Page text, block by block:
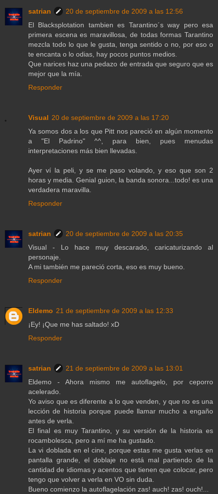
satrian
20 de septiembre de 2009 a las 12:56
El Blacksplotation tambien es Tarantino´s way pero esa
primera escena es maravillosa, de todas formas Tarantino
mezcla todo lo que le gusta, tenga sentido o no, por eso o
te encanta o lo odias, hay pocos puntos medios.
Que narices haz una pedazo de entrada que seguro que es
mejor que la mía.
Responder
Visual 20 de septiembre de 2009 a las 17:20
Ya somos dos a los que Pitt nos pareció en algún momento
a "El Padrino" ^^, para bien, pues menudas
interpretaciones más bien llevadas.
Ayer ví la peli, y se me paso volando, y eso que son 2
horas y media. Genial guion, la banda sonora...todo! es una
verdadera maravilla.
Responder
satrian
20 de septiembre de 2009 a las 20:35
Visual - Lo hace muy descarado, caricaturizando al
personaje.
A mi también me pareció corta, eso es muy bueno.
Responder
Eldemo 21 de septiembre de 2009 a las 12:33
¡Ey! ¡Que me has saltado! xD
Responder
satrian
21 de septiembre de 2009 a las 13:01
Eldemo - Ahora mismo me autoflagelo, por ceporro
acelerado.
Yo aviso que es diferente a lo que venden, y que no es una
lección de historia porque puede llamar mucho a engaño
antes de verla.
El final es muy Tarantino, y su versión de la historia es
rocambolesca, pero a mí me ha gustado.
La vi doblada en el cine, porque estas me gusta verlas en
pantalla grande, el doblaje no está mal partiendo de la
cantidad de idiomas y acentos que tienen que colocar, pero
tengo que volver a verla en VO sin duda.
Bueno comienzo la autoflagelación zas! auch! zas! ouch!...